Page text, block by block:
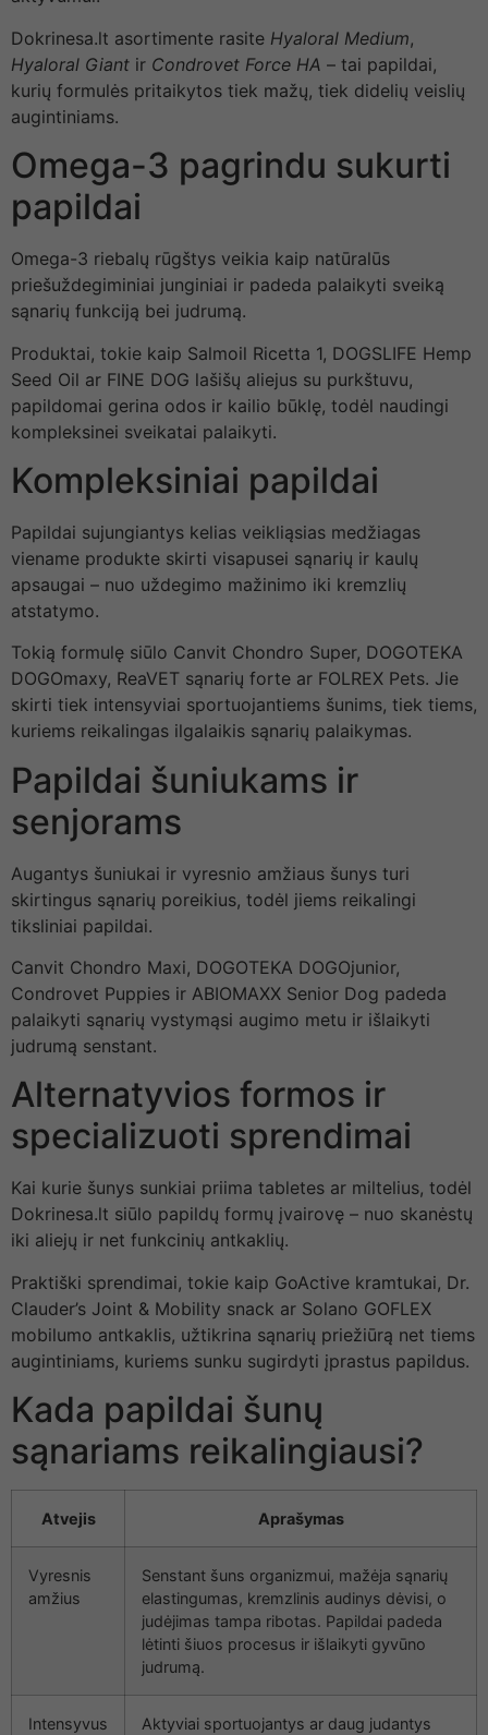
Dokrinesa.lt asortimente rasite Hyaloral Medium,
Hyaloral Giant ir Condrovet Force HA – tai papildai,
kurių formulės pritaikytos tiek mažų, tiek didelių veislių
augintiniams.
Omega-3 pagrindu sukurti
papildai
Omega-3 riebalų rūgštys veikia kaip natūralūs
priešuždegiminiai junginiai ir padeda palaikyti sveiką
sąnarių funkciją bei judrumą.
Produktai, tokie kaip Salmoil Ricetta 1, DOGSLIFE Hemp
Seed Oil ar FINE DOG lašišų aliejus su purkštuvu,
papildomai gerina odos ir kailio būklę, todėl naudingi
kompleksinei sveikatai palaikyti.
Kompleksiniai papildai
Papildai sujungiantys kelias veikliąsias medžiagas
viename produkte skirti visapusei sąnarių ir kaulų
apsaugai – nuo uždegimo mažinimo iki kremzlių
atstatymo.
Tokią formulę siūlo Canvit Chondro Super, DOGOTEKA
DOGOmaxy, ReaVET sąnarių forte ar FOLREX Pets. Jie
skirti tiek intensyviai sportuojantiems šunims, tiek tiems,
kuriems reikalingas ilgalaikis sąnarių palaikymas.
Papildai šuniukams ir
senjorams
Augantys šuniukai ir vyresnio amžiaus šunys turi
skirtingus sąnarių poreikius, todėl jiems reikalingi
tiksliniai papildai.
Canvit Chondro Maxi, DOGOTEKA DOGOjunior,
Condrovet Puppies ir ABIOMAXX Senior Dog padeda
palaikyti sąnarių vystymąsi augimo metu ir išlaikyti
judrumą senstant.
Alternatyvios formos ir
specializuoti sprendimai
Kai kurie šunys sunkiai priima tabletes ar miltelius, todėl
Dokrinesa.lt siūlo papildų formų įvairovę – nuo skanėstų
iki aliejų ir net funkcinių antkaklių.
Praktiški sprendimai, tokie kaip GoActive kramtukai, Dr.
Clauder’s Joint & Mobility snack ar Solano GOFLEX
mobilumo antkaklis, užtikrina sąnarių priežiūrą net tiems
augintiniams, kuriems sunku sugirdyti įprastus papildus.
Kada papildai šunų
sąnariams reikalingiausi?
Atvejis Aprašymas
Vyresnis
amžius
Senstant šuns organizmui, mažėja sąnarių
elastingumas, kremzlinis audinys dėvisi, o
judėjimas tampa ribotas. Papildai padeda
lėtinti šiuos procesus ir išlaikyti gyvūno
judrumą.
Intensyvus
Aktyviai sportuojantys ar daug judantys